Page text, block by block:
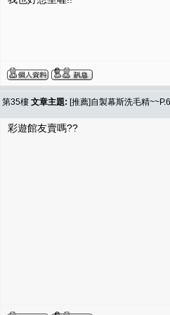
第35樓 文章主題: [推薦]自製幕斯洗毛精
彩遊館友賣嗎??